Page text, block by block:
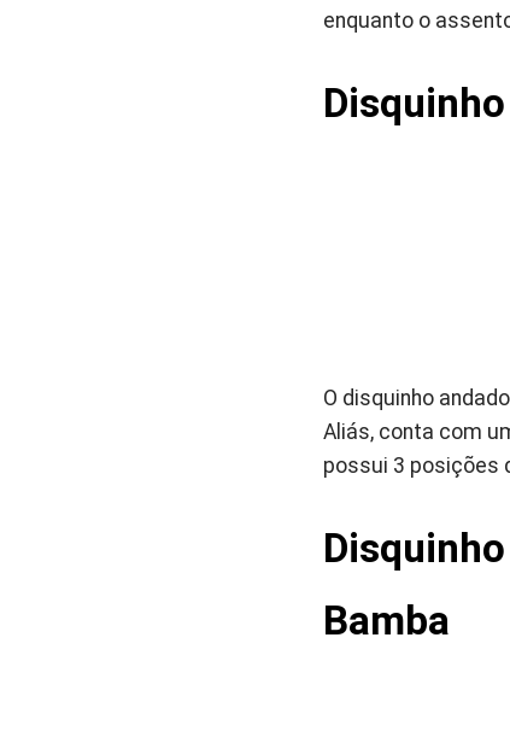
enquanto o
O disquinho
Aliás, conta com
possui 3 posições
Bamba